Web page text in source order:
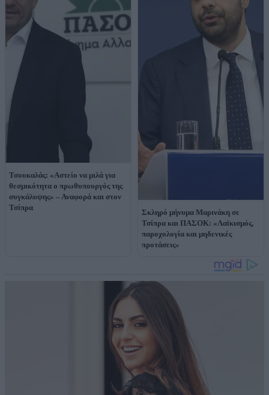
Τσουκαλάς: «Αστείο να μιλά για
θεσμικότητα ο πρωθυπουργός της
συγκάλυψης» – Αναφορά και στον
Τσίπρα
Σκληρό μήνυμα Μαρινάκη σε
Τσίπρα και ΠΑΣΟΚ: «Λαϊκισμός,
παροχολογία και μηδενικές
προτάσεις»